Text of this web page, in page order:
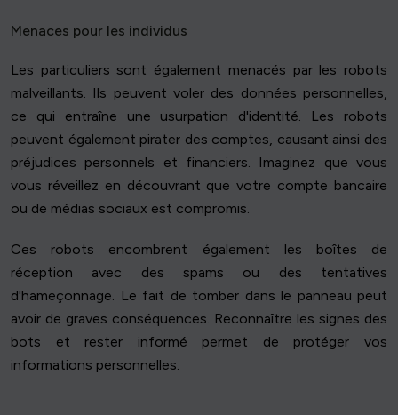
Menaces pour les individus
Les particuliers sont également menacés par les robots
malveillants. Ils peuvent voler des données personnelles,
ce qui entraîne une usurpation d'identité. Les robots
peuvent également pirater des comptes, causant ainsi des
préjudices personnels et financiers. Imaginez que vous
vous réveillez en découvrant que votre compte bancaire
ou de médias sociaux est compromis.
Ces robots encombrent également les boîtes de
réception avec des spams ou des tentatives
d'hameçonnage. Le fait de tomber dans le panneau peut
avoir de graves conséquences. Reconnaître les signes des
bots et rester informé permet de protéger vos
informations personnelles.